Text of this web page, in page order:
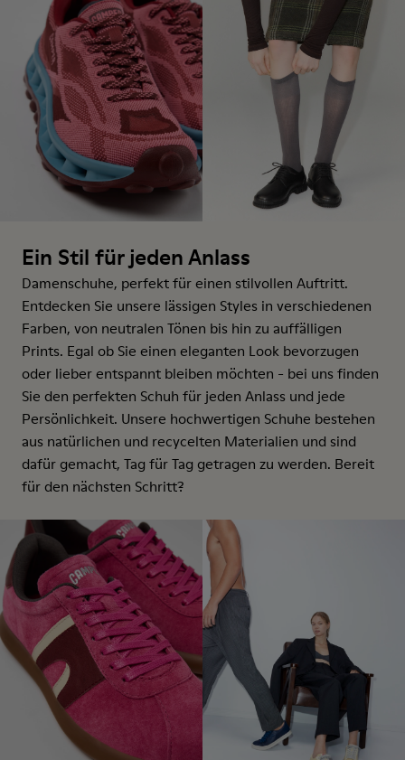
Ein Stil für jeden Anlass
Damenschuhe, perfekt für einen stilvollen Auftritt.
Entdecken Sie unsere lässigen Styles in verschiedenen
Farben, von neutralen Tönen bis hin zu auffälligen
Prints. Egal ob Sie einen eleganten Look bevorzugen
oder lieber entspannt bleiben möchten - bei uns finden
Sie den perfekten Schuh für jeden Anlass und jede
Persönlichkeit. Unsere hochwertigen Schuhe bestehen
aus natürlichen und recycelten Materialien und sind
dafür gemacht, Tag für Tag getragen zu werden. Bereit
für den nächsten Schritt?